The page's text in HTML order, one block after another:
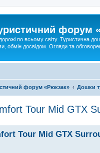
форум
по всьому світу. Туристична
обмін досвідом. Огляди та
форум «Рюкзак» Дошки
Tour Mid GTX
Tour Mid GTX